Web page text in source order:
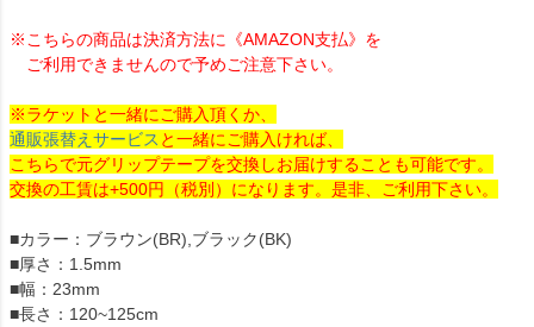
※こちらの商品は決済方法に《AMAZON支払》を
ご利用できませんので予めご注意下さい。
※ラケットと一緒にご購入頂くか、
通販張替えサービス と一緒にご購入ければ、
こちらで元グリップテープを交換しお届けすることも可能です。
交換の工賃は+500円（税別）になります。是非、ご利用下さい。
■カラー：ブラウン(BR),ブラック(BK)
■厚さ：1.5mm
■幅：23mm
■長さ：120~125cm